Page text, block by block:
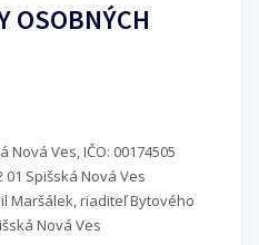
OSOBNÝCH
Ves, IČO: 00174505
Spišská Nová Ves
Maršálek, riaditeľ Bytového
Nová Ves